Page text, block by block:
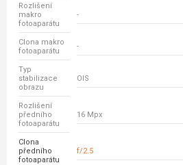
Rozlišení
makro
fotoaparátu
-
Clona makro
fotoaparátu
-
Typ
stabilizace
obrazu
OIS
Rozlišení
předního
fotoaparátu
16 Mpx
Clona
předního
fotoaparátu
f/2.5